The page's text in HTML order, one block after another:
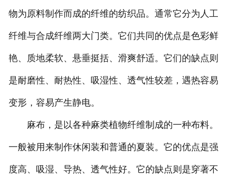
物为原料制作而成的纤维的纺织品。通常它分为人工
纤维与合成纤维两大门类。它们共同的优点是色彩鲜
艳、质地柔软、悬垂挺括、滑爽舒适。它们的缺点则
是耐磨性、耐热性、吸湿性、透气性较差，遇热容易
变形，容易产生静电。
麻布，是以各种麻类植物纤维制成的一种布料。
一般被用来制作休闲装和普通的夏装。它的优点是强
度高、吸湿、导热、透气性好。它的缺点则是穿著不